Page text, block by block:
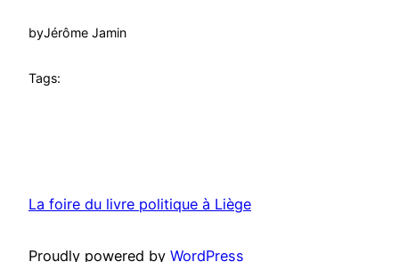
byJérôme Jamin
Tags:
La foire du livre politique à Liège
Proudly powered by WordPress